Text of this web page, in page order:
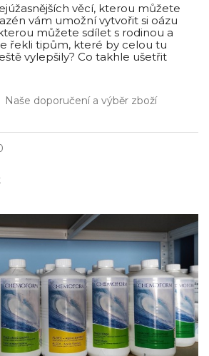
věcí, kterou můžete
vám umožní vytvořit si oázu
můžete sdílet s rodinou a
řekli tipům, které by celou tu
vylepšily? Co takhle ušetřit
Naše doporučení a výběr zboží